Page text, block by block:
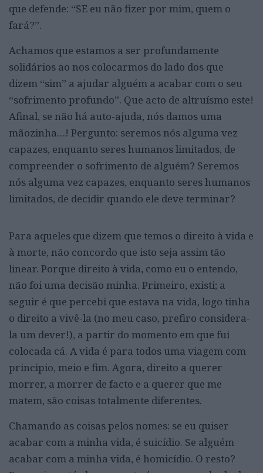
que defende: “SE eu não fizer por mim, quem o
fará?”.
Achamos que estamos a ser profundamente
solidários ao nos colocarmos do lado dos que
dizem “sim” a ajudar alguém a acabar com o seu
“sofrimento profundo”. Que acto de altruísmo este!
Afinal, se não há auto-ajuda, nós damos uma
mãozinha…! Pergunto: seremos nós alguma vez
capazes, enquanto seres humanos limitados, de
compreender o sofrimento de alguém? Seremos
nós alguma vez capazes, enquanto seres humanos
limitados, de decidir quando ele deve terminar?
Para aqueles que dizem que temos o direito à vida e
à morte, não concordo que isto seja assim tão
linear. Porque direito à vida, como eu o entendo,
não foi uma decisão minha. Primeiro, existi; a
seguir é que percebi que estava na vida, logo tinha
o direito a vivê-la (no meu caso, prefiro considera-
la um dever!), a partir do momento em que fui
colocada cá. A vida é para todos uma viagem com
principio, meio e fim. Agora, direito a querer
morrer, a morrer de facto e a querer que me
matem, são coisas totalmente diferentes.
Chamando as coisas pelos nomes: se eu quiser
acabar com a minha vida, é suicídio. Se alguém
acabar com a minha vida, é homicídio. O resto?